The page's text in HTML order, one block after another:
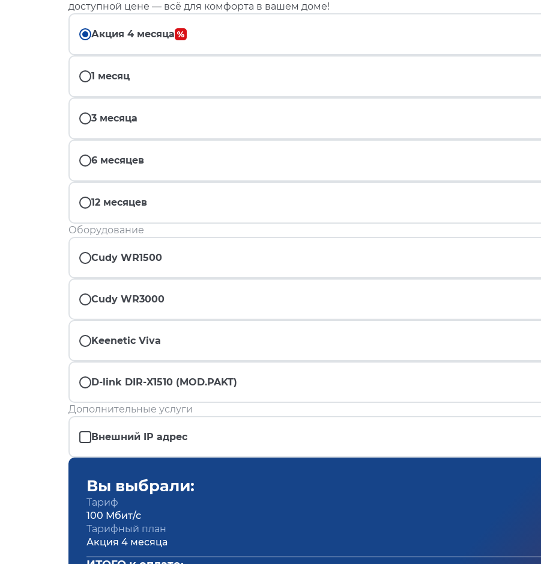
доступной цене — всё для комфорта в вашем доме!
Акция 4 месяца
1 месяц
3 месяца
6 месяцев
12 месяцев
Оборудование
Cudy WR1500
Cudy WR3000
Keenetic Viva
D-link DIR-X1510 (MOD.PAKT)
Дополнительные услуги
Внешний IP адрес
Вы выбрали:
Тариф
100 Мбит/с
Тарифный план
Акция 4 месяца